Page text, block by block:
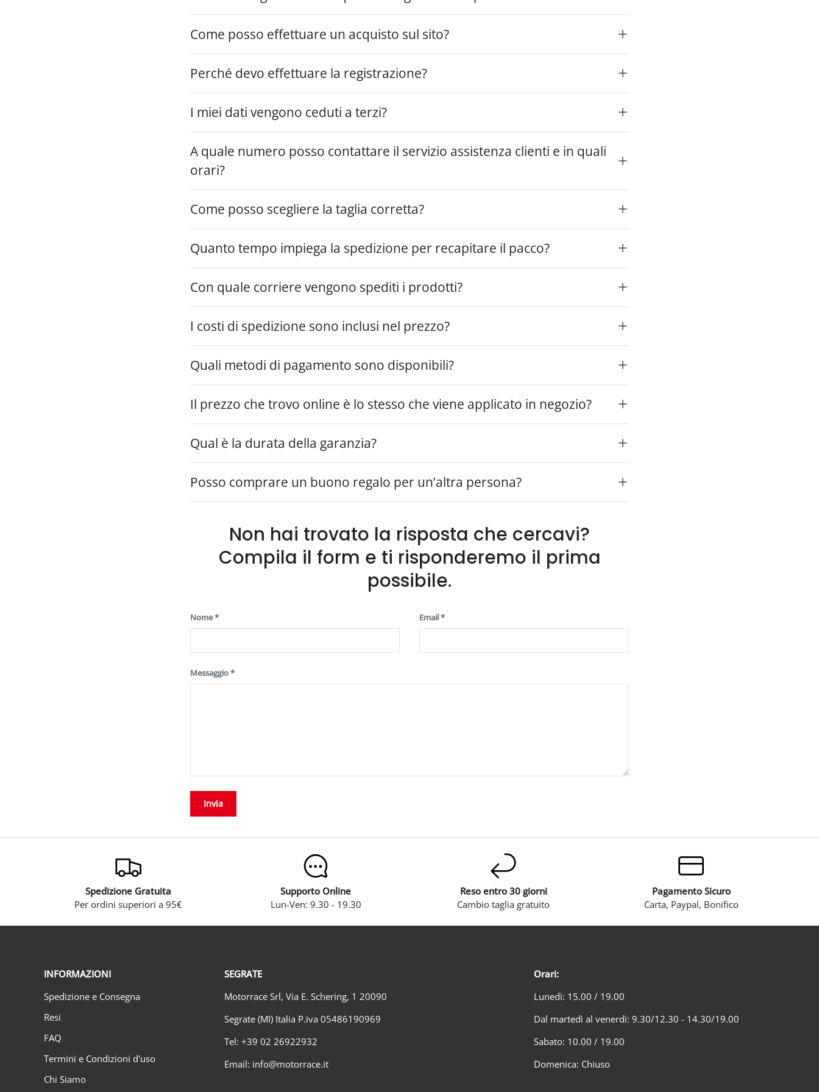
Come posso effettuare un acquisto sul sito?
Perché devo effettuare la registrazione?
I miei dati vengono ceduti a terzi?
A quale numero posso contattare il servizio assistenza clienti e in quali
orari?
Come posso scegliere la taglia corretta?
Quanto tempo impiega la spedizione per recapitare il pacco?
Con quale corriere vengono spediti i prodotti?
I costi di spedizione sono inclusi nel prezzo?
Quali metodi di pagamento sono disponibili?
Il prezzo che trovo online è lo stesso che viene applicato in negozio?
Qual è la durata della garanzia?
Posso comprare un buono regalo per un’altra persona?
Non hai trovato la risposta che cercavi?
Compila il form e ti risponderemo il prima
possibile.
Nome Email
Messaggio
Invia
Spedizione Gratuita
Per ordini superiori a 95€
Supporto Online
Lun-Ven: 9.30 - 19.30
Reso entro 30 giorni
Cambio taglia gratuito
Pagamento Sicuro
Carta, Paypal, Bonifico
INFORMAZIONI
Spedizione e Consegna
Resi
FAQ
Termini e Condizioni d'uso
Chi Siamo
SEGRATE
Motorrace Srl, Via E. Schering, 1 20090
Segrate (MI) Italia P.iva 05486190969
Tel: +39 02 26922932
Email: info@motorrace.it
Orari:
Lunedì: 15.00 / 19.00
Dal martedì al venerdì: 9.30/12.30 - 14.30/19.00
Sabato: 10.00 / 19.00
Domenica: Chiuso